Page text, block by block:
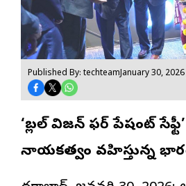
Published By: techteamJanuary 30,
‘గ్లోబల్ విజన్ ఫర్ పేషంట్
నాయకత్వం వహిస్తున్న